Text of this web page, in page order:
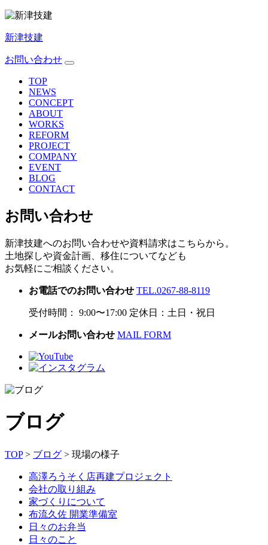
新津技建
お問い合わせ
TOP
NEWS
CONCEPT
ABOUT
WORKS
REFORM
PROJECT
COMPANY
EVENT
BLOG
CONTACT
お問い合わせ
新津技建へのお問い合わせや資料請求はこちらから。
土地探しや資金計画、移住についてなども
お気軽にご相談ください。
お電話でのお問い合わせ TEL.0267-88-8119
受付時間： 9:00〜17:00 定休日：土日・祝日
メールお問い合わせ MAIL FORM
ブログ
TOP> ブログ > 現場の様子
高澤ろうそく店再建プロジェクト
会社の取り組み
家づくりについて
布流久佐 開業準備室
日々のお弁当
日々のこと